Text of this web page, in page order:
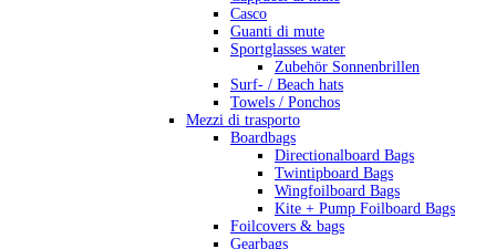
Casco
Guanti di mute
Sportglasses water
Zubehör Sonnenbrillen
Surf- / Beach hats
Towels / Ponchos
Mezzi di trasporto
Boardbags
Directionalboard Bags
Twintipboard Bags
Wingfoilboard Bags
Kite + Pump Foilboard Bags
Foilcovers & bags
Gearbags